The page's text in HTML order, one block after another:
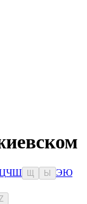
ЧШ Ы ЭЮ
Z